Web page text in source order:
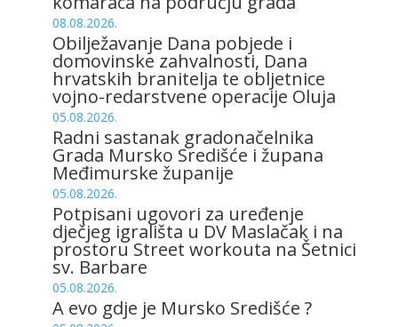
08.08.2026.
Obilježavanje Dana pobjede i
domovinske zahvalnosti, Dana
hrvatskih branitelja te obljetnice
vojno-redarstvene operacije Oluja
05.08.2026.
Radni sastanak gradonačelnika
Grada Mursko Središće i župana
Međimurske županije
05.08.2026.
Potpisani ugovori za uređenje
dječjeg igrališta u DV Maslačak i na
prostoru Street workouta na Šetnici
sv. Barbare
05.08.2026.
A evo gdje je Mursko Središće ?